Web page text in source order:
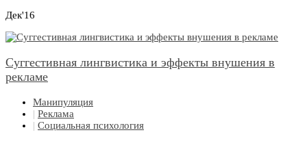
Дек'16
Суггестивная лингвистика и эффекты внушения в
рекламе
Манипуляция
| Реклама
| Социальная психология